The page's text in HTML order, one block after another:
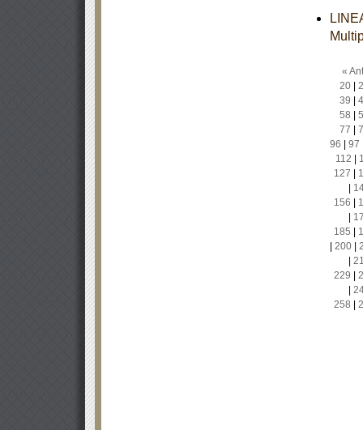
«
20|
39
58
77
96
97
112
127
156
185
200|
229
258